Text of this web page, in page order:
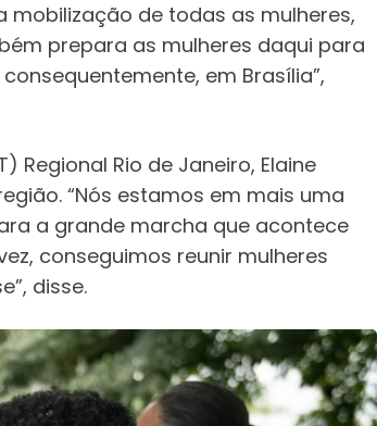
de todas as mulheres,
prepara as mulheres daqui para
em Brasília”,
Regional Rio de Janeiro, Elaine
“Nós estamos em mais uma
a grande marcha que acontece
conseguimos reunir mulheres
disse.